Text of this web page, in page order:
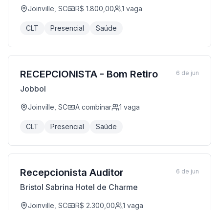
Joinville, SC R$ 1.800,00 1 vaga
CLT Presencial Saúde
RECEPCIONISTA - Bom Retiro
Jobbol
Joinville, SC A combinar 1 vaga
CLT Presencial Saúde
6 de jun
Recepcionista Auditor
Bristol Sabrina Hotel de Charme
Joinville, SC R$ 2.300,00 1 vaga
6 de jun